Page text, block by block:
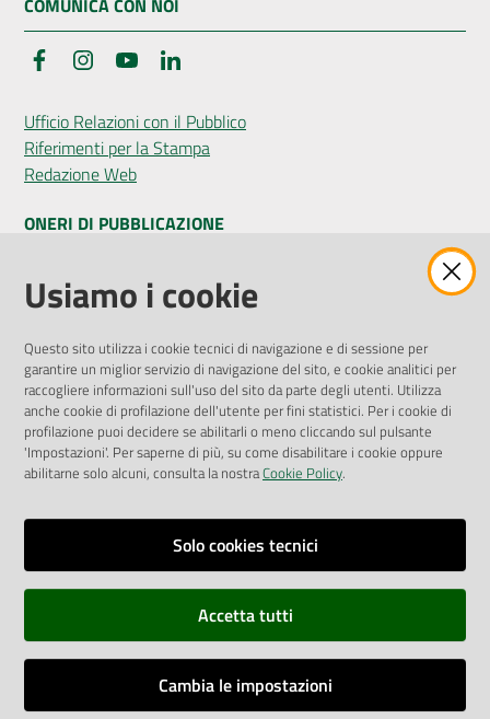
FacebookInstagramYouTube
Ufficio Relazioni con il Pubblico
Riferimenti per la Stampa
Redazione Web
ONERI DI PUBBLICAZIONE
Amministrazione Trasparente
Pubblicità legale
Privacy Policy
Attuazione Misure PNRR
Liste di Attesa
ENTI, IMPRESE E PARTNER
Fatturazione Elettronica
Richiesta Patrocinio
Dichiarazione di Accessibilità
Usiamo i cookie
Questo sito utilizza i cookie tecnici di navigazione e di sessione per
garantire un miglior servizio di navigazione del sito, e cookie analitici per
raccogliere informazioni sull'uso del sito da parte degli utenti. Utilizza
anche cookie di profilazione dell'utente per fini statistici. Per i cookie di
profilazione puoi decidere se abilitarli o meno cliccando sul pulsante
'Impostazioni'. Per saperne di più, su come disabilitare i cookie oppure
abilitarne solo alcuni, consulta la nostraCookie Policy.
Solo cookies tecnici
Accetta tutti
Cambia le impostazioni